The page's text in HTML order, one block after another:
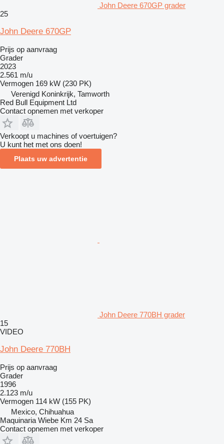
John Deere 670GP grader
25
John Deere 670GP
Prijs op aanvraag
Grader
2023
2.561 m/u
Vermogen 169 kW (230 PK)
Verenigd Koninkrijk, Tamworth
Red Bull Equipment Ltd
Contact opnemen met verkoper
Verkoopt u machines of voertuigen?
U kunt het met ons doen!
Plaats uw advertentie
John Deere 770BH grader
15
VIDEO
John Deere 770BH
Prijs op aanvraag
Grader
1996
2.123 m/u
Vermogen 114 kW (155 PK)
Mexico, Chihuahua
Maquinaria Wiebe Km 24 Sa
Contact opnemen met verkoper